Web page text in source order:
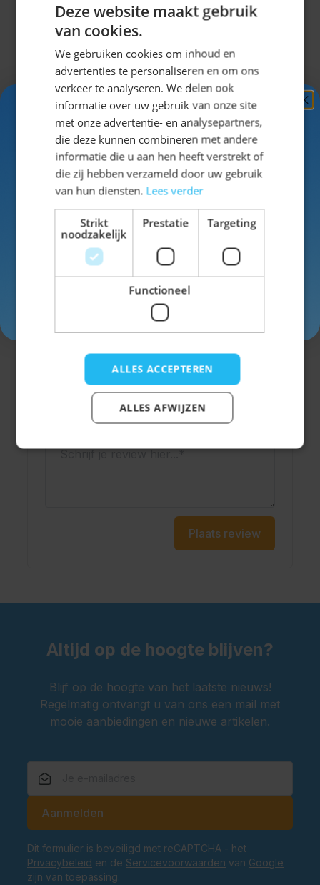
Specificaties
EAN 8712026542564
SKU 14-54256
Kleur blauw
Materiaal papier
Schrijf een review
Onderwerp
Plaats review
Altijd op de hoogte blijven?
Blijf op de hoogte van het laatste nieuws!
Regelmatig ontvangt u van ons een mail met
mooie aanbiedingen en nieuwe artikelen.
Aanmelden
Dit formulier is beveiligd met reCAPTCHA - het
Privacybeleid en de Servicevoorwaarden van Google
zijn van toepassing.
Deze website maakt gebruik
van cookies.
We gebruiken cookies om inhoud en
advertenties te personaliseren en om ons
verkeer te analyseren. We delen ook
informatie over uw gebruik van onze site
met onze advertentie- en analysepartners,
die deze kunnen combineren met andere
informatie die u aan hen heeft verstrekt of
die zij hebben verzameld door uw gebruik
van hun diensten. Lees verder
Strikt
noodzakelijk
Prestatie Targeting
Functioneel
ALLES ACCEPTEREN
ALLES AFWIJZEN
Ontvang5%
KORTING!
Schrijf je nuin voor de nieuwsbrief en ontvang toegang
tot exclusieve kortingen!
Voor- en achternaam
Inschrijven